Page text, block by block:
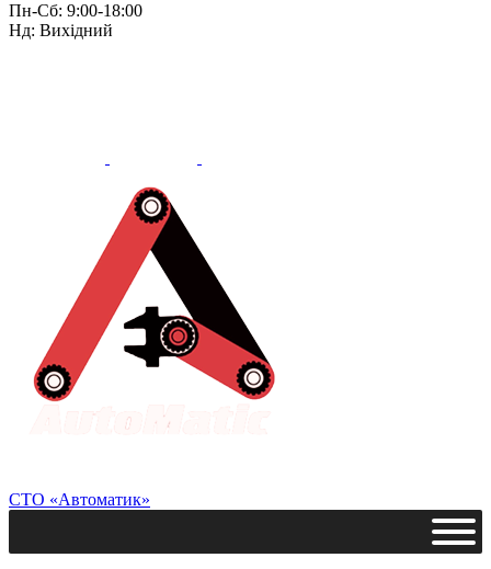
Пн-Сб: 9:00-18:00
Нд: Вихідний
СТО «Автоматик»